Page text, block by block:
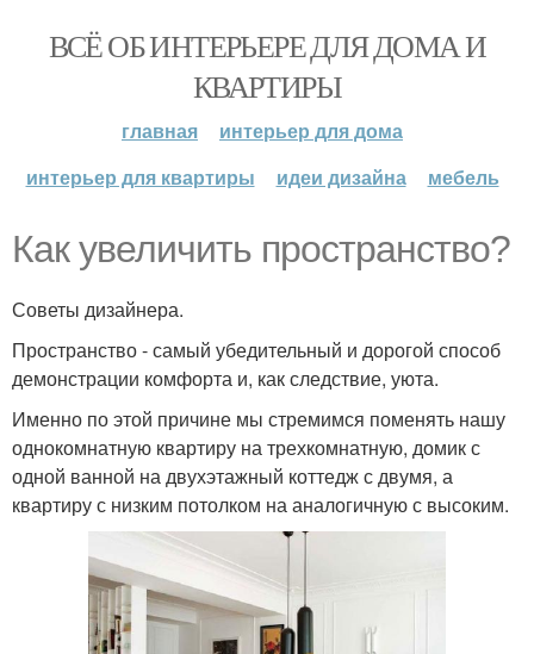
ВСЁ ОБ ИНТЕРЬЕРЕ ДЛЯ ДОМА И
КВАРТИРЫ
главная
интерьер для дома
интерьер для квартиры
идеи дизайна мебель
Как увеличить пространство?
Советы дизайнера.
Пространство - самый убедительный и дорогой способ
демонстрации комфорта и, как следствие, уюта.
Именно по этой причине мы стремимся поменять нашу
однокомнатную квартиру на трехкомнатную, домик с
одной ванной на двухэтажный коттедж с двумя, а
квартиру с низким потолком на аналогичную с высоким.